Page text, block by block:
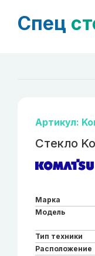
Спец
Артикул:
Стекло
Марка
Модель
Тип техники
Расположение